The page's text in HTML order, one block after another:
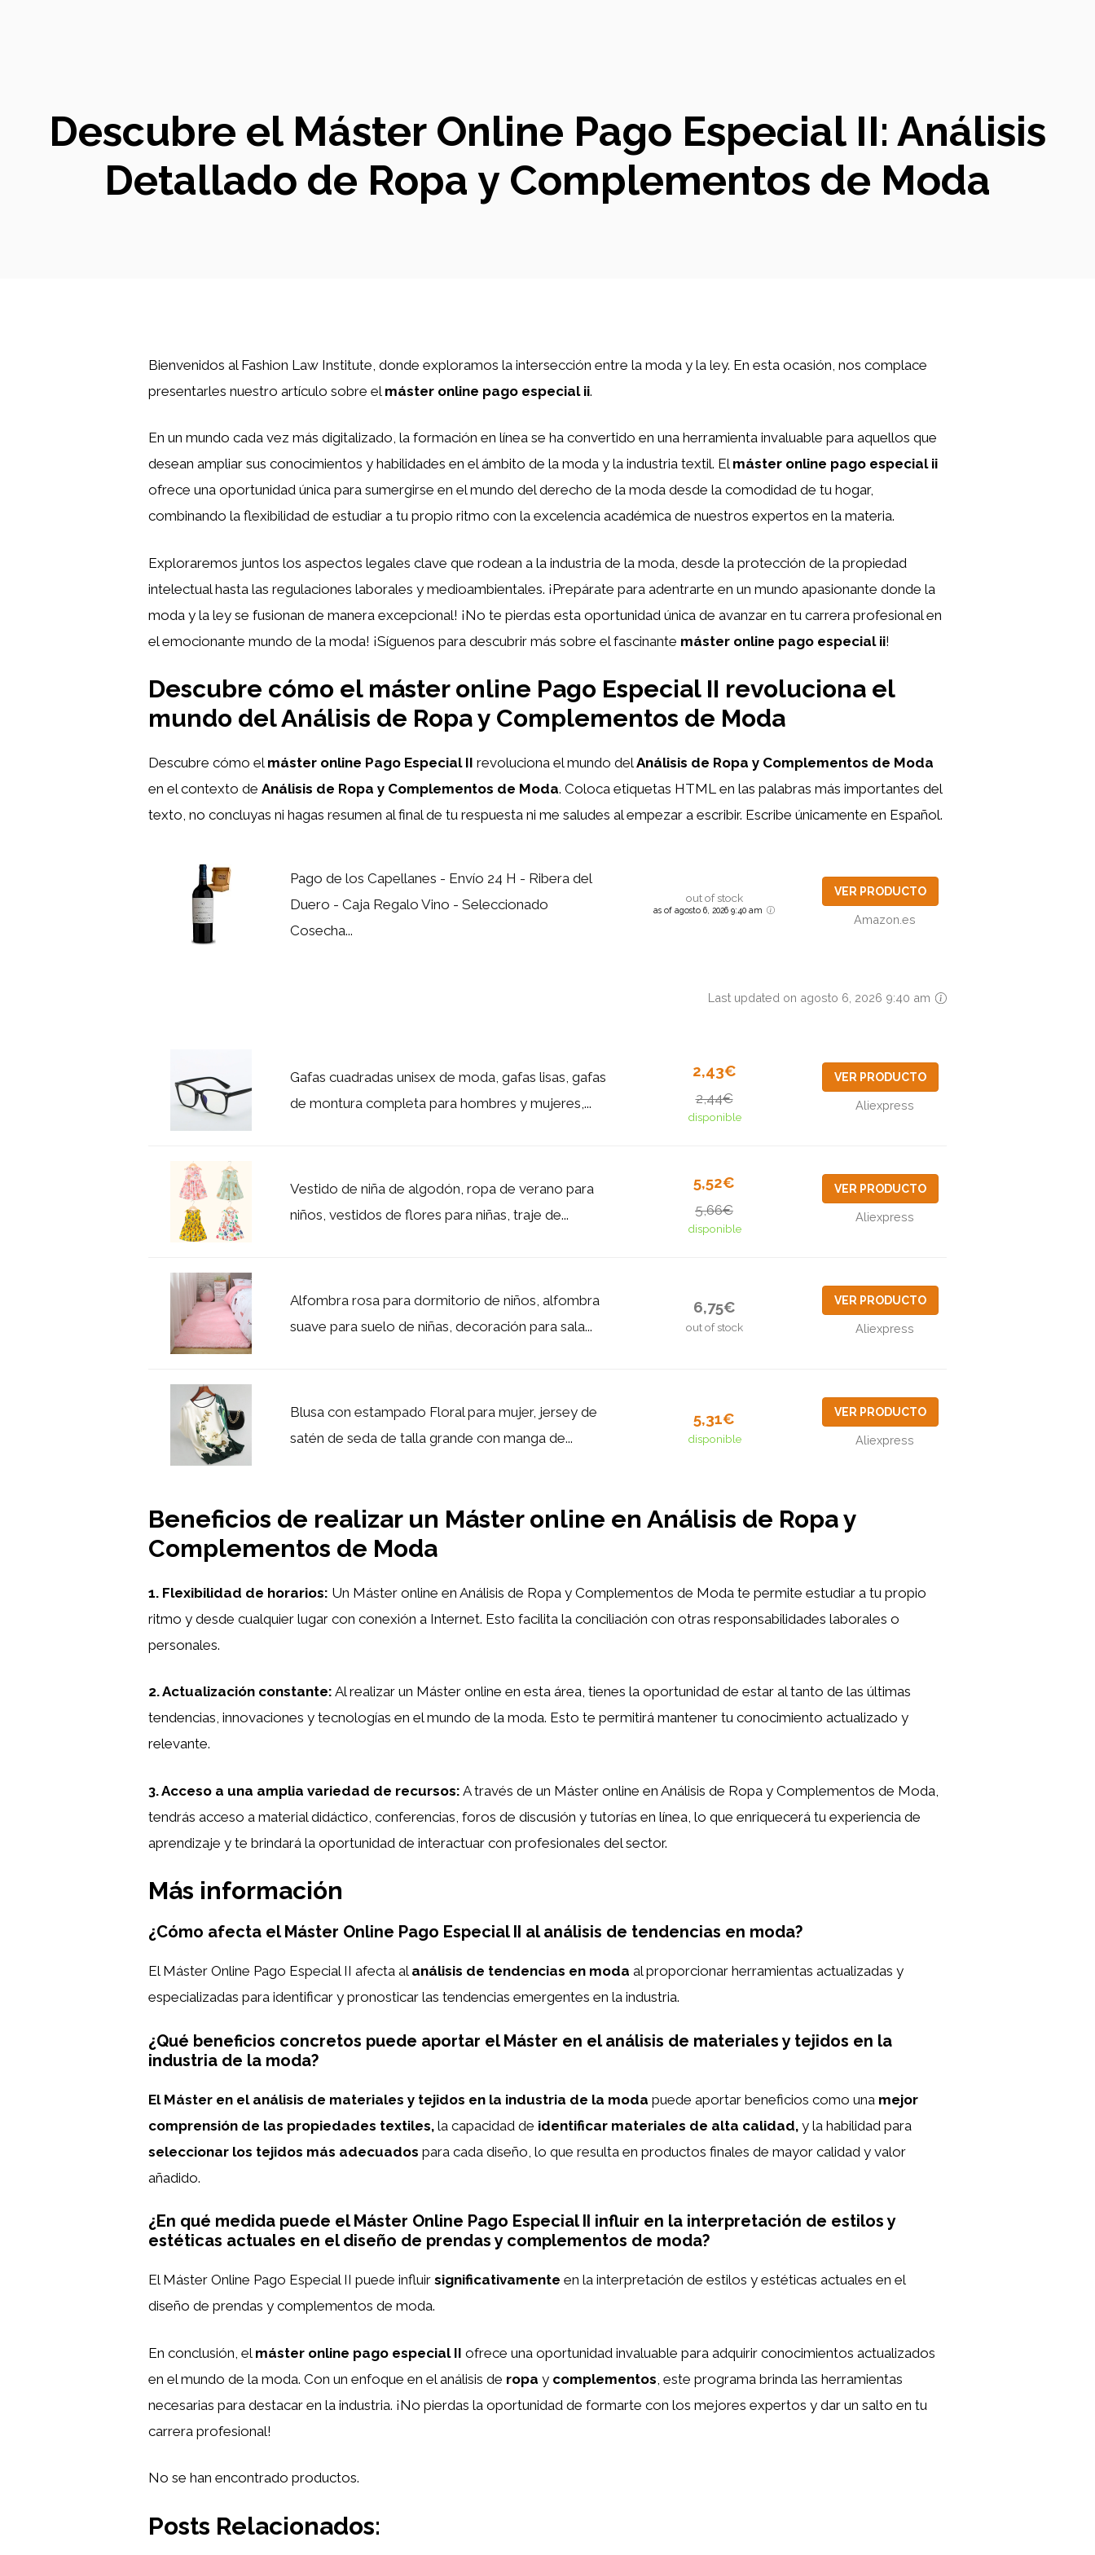
Descubre el Máster Online Pago Especial II: Análisis
Detallado de Ropa y Complementos de Moda
Bienvenidos al Fashion Law Institute, donde exploramos la intersección entre la moda y la ley. En esta ocasión, nos complace
presentarles nuestro artículo sobre el máster online pago especial ii.
En un mundo cada vez más digitalizado, la formación en línea se ha convertido en una herramienta invaluable para aquellos que
desean ampliar sus conocimientos y habilidades en el ámbito de la moda y la industria textil. El máster online pago especial ii
ofrece una oportunidad única para sumergirse en el mundo del derecho de la moda desde la comodidad de tu hogar,
combinando la flexibilidad de estudiar a tu propio ritmo con la excelencia académica de nuestros expertos en la materia.
Exploraremos juntos los aspectos legales clave que rodean a la industria de la moda, desde la protección de la propiedad
intelectual hasta las regulaciones laborales y medioambientales. ¡Prepárate para adentrarte en un mundo apasionante donde la
moda y la ley se fusionan de manera excepcional! ¡No te pierdas esta oportunidad única de avanzar en tu carrera profesional en
el emocionante mundo de la moda! ¡Síguenos para descubrir más sobre el fascinante máster online pago especial ii!
Descubre cómo el máster online Pago Especial II revoluciona el
mundo del Análisis de Ropa y Complementos de Moda
Descubre cómo el máster online Pago Especial II revoluciona el mundo delAnálisis de Ropa y Complementos de Moda
en el contexto de Análisis de Ropa y Complementos de Moda. Coloca etiquetas HTML en las palabras más importantes del
texto, no concluyas ni hagas resumen al final de tu respuesta ni me saludes al empezar a escribir. Escribe únicamente en Español.
Pago de los Capellanes - Envío 24 H - Ribera del
Duero - Caja Regalo Vino - Seleccionado
Cosecha...
out of stock
as of agosto 6, 2026 9:40 am
VER PRODUCTO
Amazon.es
Last updated on agosto 6, 2026 9:40 am
Gafas cuadradas unisex de moda, gafas lisas, gafas
de montura completa para hombres y mujeres,...
2,43€
2,44€
disponible
VER PRODUCTO
Aliexpress
Vestido de niña de algodón, ropa de verano para
niños, vestidos de flores para niñas, traje de...
5,52€
5,66€
disponible
VER PRODUCTO
Aliexpress
Alfombra rosa para dormitorio de niños, alfombra
suave para suelo de niñas, decoración para sala...
6,75€
out of stock
VER PRODUCTO
Aliexpress
Blusa con estampado Floral para mujer, jersey de
satén de seda de talla grande con manga de...
5,31€
disponible
VER PRODUCTO
Aliexpress
Beneficios de realizar un Máster online en Análisis de Ropa y
Complementos de Moda
1. Flexibilidad de horarios: Un Máster online en Análisis de Ropa y Complementos de Moda te permite estudiar a tu propio
ritmo y desde cualquier lugar con conexión a Internet. Esto facilita la conciliación con otras responsabilidades laborales o
personales.
2. Actualización constante: Al realizar un Máster online en esta área, tienes la oportunidad de estar al tanto de las últimas
tendencias, innovaciones y tecnologías en el mundo de la moda. Esto te permitirá mantener tu conocimiento actualizado y
relevante.
3. Acceso a una amplia variedad de recursos: A través de un Máster online en Análisis de Ropa y Complementos de Moda,
tendrás acceso a material didáctico, conferencias, foros de discusión y tutorías en línea, lo que enriquecerá tu experiencia de
aprendizaje y te brindará la oportunidad de interactuar con profesionales del sector.
Más información
¿Cómo afecta el Máster Online Pago Especial II al análisis de tendencias en moda?
El Máster Online Pago Especial II afecta al análisis de tendencias en moda al proporcionar herramientas actualizadas y
especializadas para identificar y pronosticar las tendencias emergentes en la industria.
¿Qué beneficios concretos puede aportar el Máster en el análisis de materiales y tejidos en la
industria de la moda?
El Máster en el análisis de materiales y tejidos en la industria de la moda puede aportar beneficios como una mejor
comprensión de las propiedades textiles, la capacidad de identificar materiales de alta calidad, y la habilidad para
seleccionar los tejidos más adecuados para cada diseño, lo que resulta en productos finales de mayor calidad y valor
añadido.
¿En qué medida puede el Máster Online Pago Especial II influir en la interpretación de estilos y
estéticas actuales en el diseño de prendas y complementos de moda?
El Máster Online Pago Especial II puede influir significativamente en la interpretación de estilos y estéticas actuales en el
diseño de prendas y complementos de moda.
En conclusión, el máster online pago especial II ofrece una oportunidad invaluable para adquirir conocimientos actualizados
en el mundo de la moda. Con un enfoque en el análisis de ropa y complementos , este programa brinda las herramientas
necesarias para destacar en la industria. ¡No pierdas la oportunidad de formarte con los mejores expertos y dar un salto en tu
carrera profesional!
No se han encontrado productos.
Posts Relacionados: